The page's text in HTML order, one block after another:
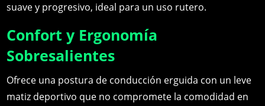
suave y progresivo, ideal para un uso rutero.
Confort y Ergonomía
Sobresalientes
Ofrece una postura de conducción erguida con un leve
matiz deportivo que no compromete la comodidad en